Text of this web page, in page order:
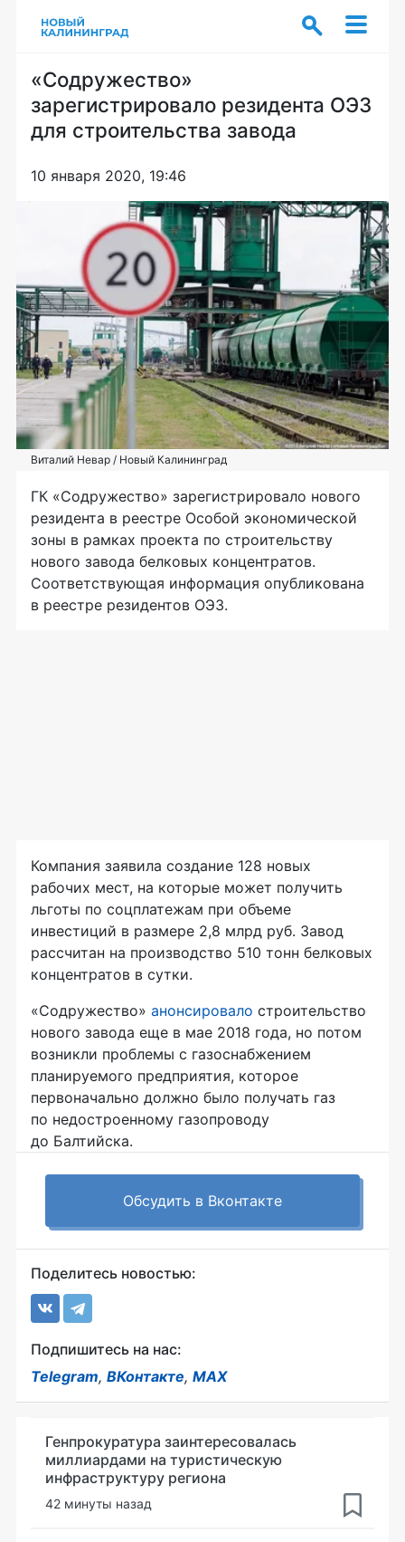
«Содружество»
зарегистрировало резидента ОЭЗ
для строительства завода
10 января 2020, 19:46
Виталий Невар / Новый Калининград
ГК «Содружество» зарегистрировало нового
резидента в реестре Особой экономической
зоны в рамках проекта по строительству
нового завода белковых концентратов.
Соответствующая информация опубликована
в реестре резидентов ОЭЗ.
Компания заявила создание 128 новых
рабочих мест, на которые может получить
льготы по соцплатежам при объеме
инвестиций в размере 2,8 млрд руб. Завод
рассчитан на производство 510 тонн белковых
концентратов в сутки.
«Содружество» анонсировало строительство
нового завода еще в мае 2018 года, но потом
возникли проблемы с газоснабжением
планируемого предприятия, которое
первоначально должно было получать газ
по недостроенному газопроводу
до Балтийска.
Обсудить в Вконтакте
Поделитесь новостью:
Подпишитесь на нас:
Telegram, ВКонтакте, MAX
Генпрокуратура заинтересовалась
миллиардами на туристическую
инфраструктуру региона
42 минуты назад